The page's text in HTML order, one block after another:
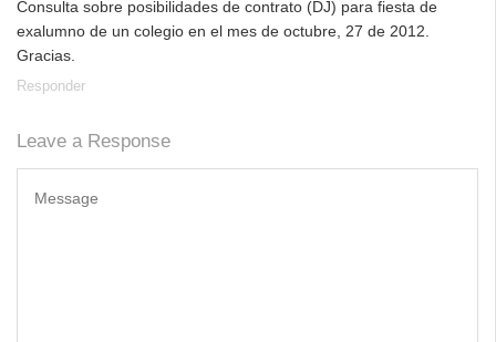
Consulta sobre posibilidades de contrato (DJ) para fiesta de
exalumno de un colegio en el mes de octubre, 27 de 2012.
Gracias.
Responder
Leave a Response